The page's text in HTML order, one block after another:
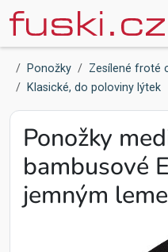
Fuski BOMA
Ponožky
Zesílené froté
Klasické, do poloviny lýtek
Ponožky
bambusové
jemným